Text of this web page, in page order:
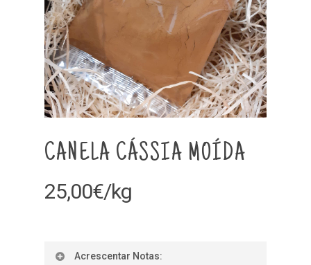
CANELA CÁSSIA MOÍDA
25,00€/kg
Acrescentar Notas: